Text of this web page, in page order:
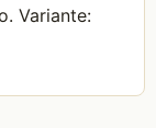
Variante: